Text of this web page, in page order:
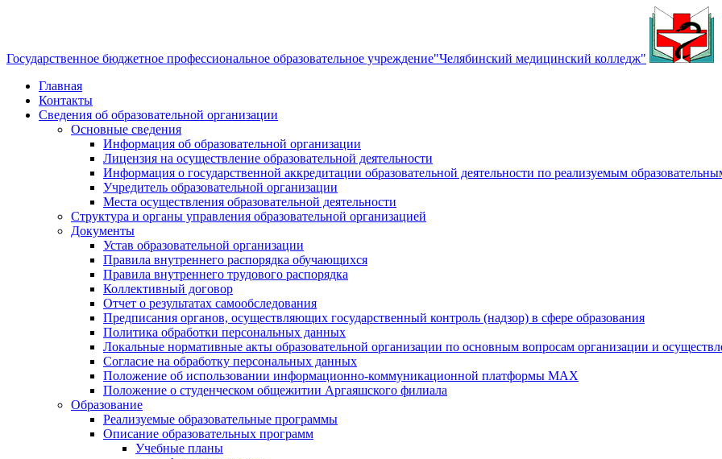
Государственное бюджетное профессиональное образовательное учреждение"Челябинский медицинский колледж"
Главная
Контакты
Сведения об образовательной организации
Основные сведения
Информация об образовательной организации
Лицензия на осуществление образовательной деятельности
Информация о государственной аккредитации образовательной деятельности по реализуемым
Учредитель образовательной организации
Места осуществления образовательной деятельности
Структура и органы управления образовательной организацией
Документы
Устав образовательной организации
Правила внутреннего распорядка обучающихся
Правила внутреннего трудового распорядка
Коллективный договор
Отчет о результатах самообследования
Предписания органов, осуществляющих государственный контроль (надзор) в сфере образования
Политика обработки персональных данных
Локальные нормативные акты образовательной организации по основным вопросам организации и
Согласие на обработку персональных данных
Положение об использовании информационно-коммуникационной платформы MAX
Положение о студенческом общежитии Аргаяшского филиала
Образование
Реализуемые образовательные программы
Описание образовательных программ
Учебные планы